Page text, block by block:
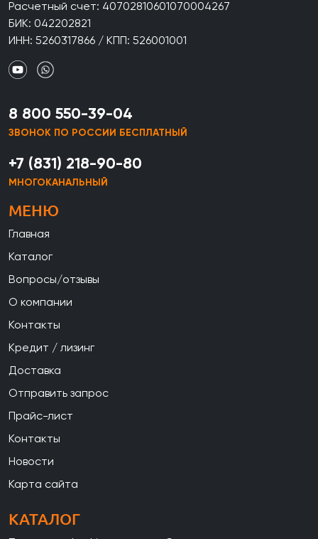
Расчетный счет: 40702810601070004267
БИК: 042202821
ИНН: 5260317866 / КПП: 526001001
8 800 550-39-04
ЗВОНОК ПО РОССИИ БЕСПЛАТНЫЙ
+7 (831) 218-90-80
МНОГОКАНАЛЬНЫЙ
МЕНЮ
Главная
Каталог
Вопросы/отзывы
О компании
Контакты
Кредит / лизинг
Доставка
Отправить запрос
Прайс-лист
Контакты
Новости
Карта сайта
КАТАЛОГ